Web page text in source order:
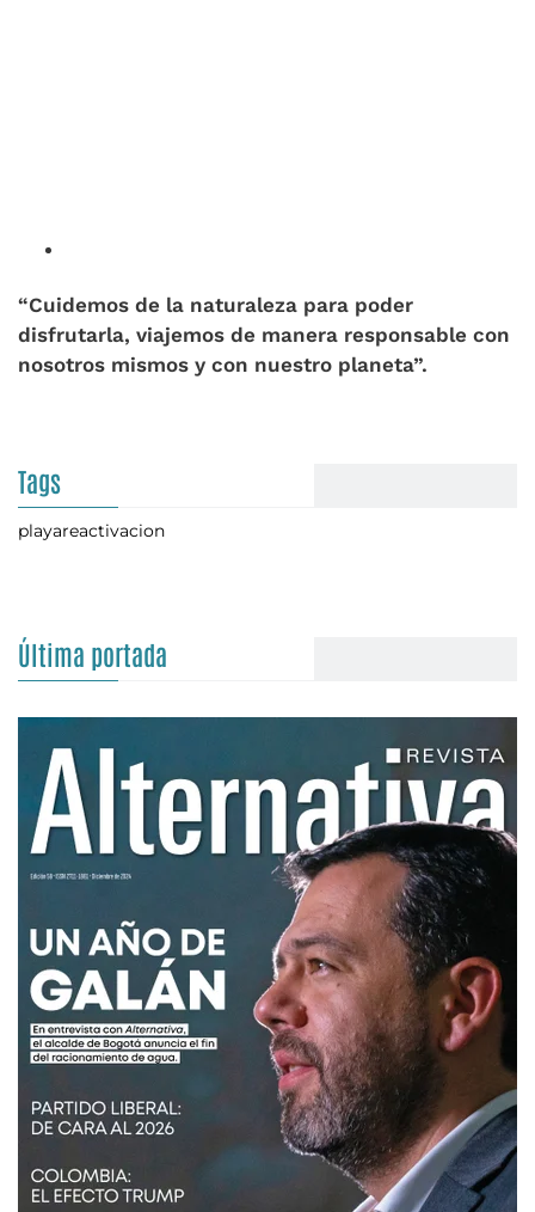
“Cuidemos de la naturaleza para poder
disfrutarla, viajemos de manera responsable con
nosotros mismos y con nuestro planeta”.
Tags
playareactivacion
Última portada